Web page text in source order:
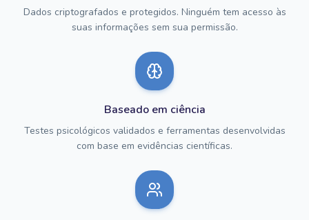
Dados criptografados e protegidos. Ninguém tem acesso às
suas informações sem sua permissão.
Baseado em ciência
Testes psicológicos validados e ferramentas desenvolvidas
com base em evidências científicas.